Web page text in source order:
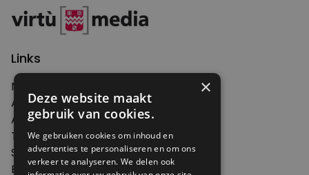
Links
Nieuws
Artikelen
Agenda
Thema's
Shop
Edities
×
Deze website maakt
gebruik van cookies.
We gebruiken cookies om inhoud en
advertenties te personaliseren en om ons
verkeer te analyseren. We delen ook